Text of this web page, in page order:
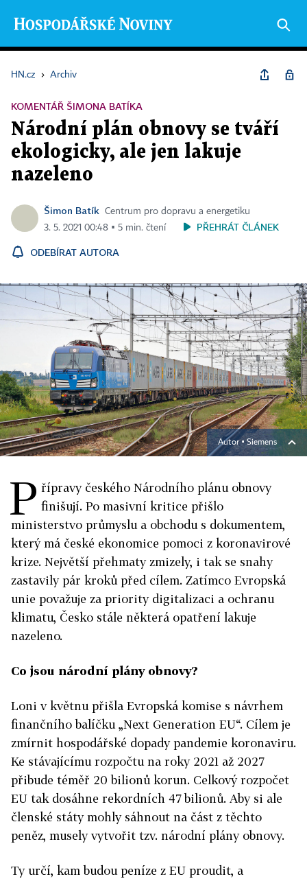
HN.cz › Archiv
KOMENTÁŘ ŠIMONA BATÍKA
Národní plán obnovy se tváří
ekologicky, ale jen lakuje
nazeleno
Šimon Batík
Centrum pro dopravu a energetiku
3. 5. 2021 00:48 ▪ 5 min. čtení
PŘEHRÁT ČLÁNEK
ODEBÍRAT AUTORA
Autor ▪Siemens
P řípravy českého Národního plánu obnovy
finišují. Po masivní kritice přišlo
ministerstvo průmyslu a obchodu s dokumentem,
který má české ekonomice pomoci z koronavirové
krize. Největší přehmaty zmizely, i tak se snahy
zastavily pár kroků před cílem. Zatímco Evropská
unie považuje za priority digitalizaci a ochranu
klimatu, Česko stále některá opatření lakuje
nazeleno.
Co jsou národní plány obnovy?
Loni v květnu přišla Evropská komise s návrhem
finančního balíčku „Next Generation EU“. Cílem je
zmírnit hospodářské dopady pandemie koronaviru.
Ke stávajícímu rozpočtu na roky 2021 až 2027
přibude téměř 20 bilionů korun. Celkový rozpočet
EU tak dosáhne rekordních 47 bilionů. Aby si ale
členské státy mohly sáhnout na část z těchto
peněz, musely vytvořit tzv. národní plány obnovy.
Ty určí, kam budou peníze z EU proudit, a